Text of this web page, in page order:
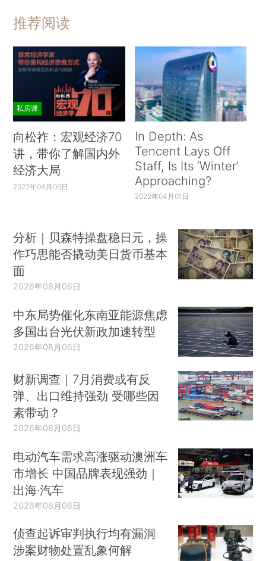
推荐阅读
私房课
向松祚：宏观经济70
讲，带你了解国内外
经济大局
2022年04月06日
In Depth: As
Tencent Lays Off
Staff, Is Its ‘Winter’
Approaching?
2022年04月01日
分析｜贝森特操盘稳日元，操
作巧思能否撬动美日货币基本
面
2026年08月06日
中东局势催化东南亚能源焦虑
多国出台光伏新政加速转型
2026年08月06日
财新调查｜7月消费或有反
弹、出口维持强劲 受哪些因
素带动？
2026年08月06日
电动汽车需求高涨驱动澳洲车
市增长 中国品牌表现强劲｜
出海·汽车
2026年08月06日
侦查起诉审判执行均有漏洞
涉案财物处置乱象何解